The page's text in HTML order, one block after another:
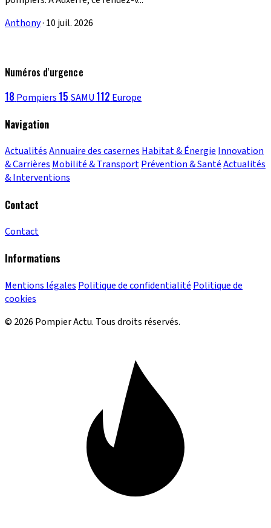
Anthony· 10 juil. 2026
Numéros d'urgence
18 Pompiers 15 SAMU 112 Europe
Navigation
ActualitésAnnuaire des casernesHabitat & ÉnergieInnovation
& CarrièresMobilité & TransportPrévention & SantéActualités
& Interventions
Contact
Contact
Informations
Mentions légales Politique de confidentialité Politique de
cookies
© 2026 Pompier Actu. Tous droits réservés.